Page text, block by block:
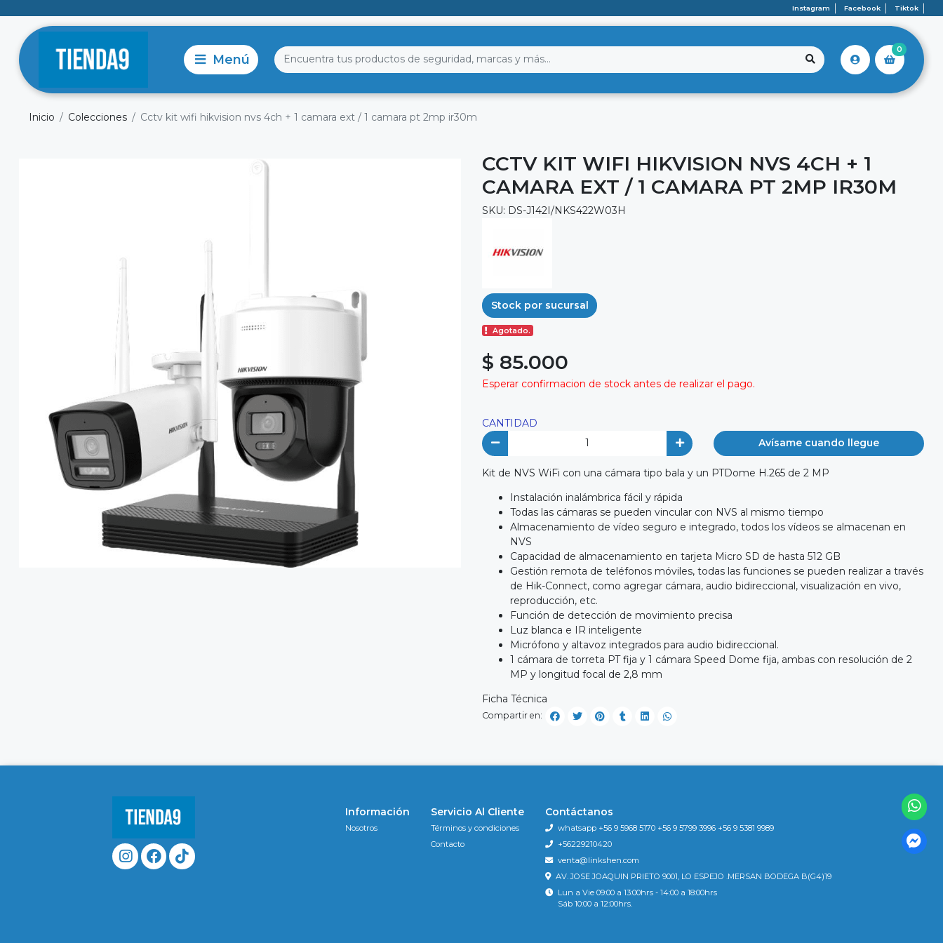
Instagram Facebook Tiktok
0
Inicio Colecciones Cctv kit wifi hikvision nvs 4ch + 1 camara ext / 1 camara pt 2mp ir30m
CCTV KIT WIFI HIKVISION NVS 4CH + 1
CAMARA EXT / 1 CAMARA PT 2MP IR30M
SKU: DS-J142I/NKS422W03H
Stock por sucursal
Agotado.
$ 85.000
Esperar confirmacion de stock antes de realizar el pago.
CANTIDAD
Avísame cuando llegue
Kit de NVS WiFi con una cámara tipo bala y un PTDome H.265 de 2 MP
Instalación inalámbrica fácil y rápida
Todas las cámaras se pueden vincular con NVS al mismo tiempo
Almacenamiento de vídeo seguro e integrado, todos los vídeos se almacenan en
NVS
Capacidad de almacenamiento en tarjeta Micro SD de hasta 512 GB
Gestión remota de teléfonos móviles, todas las funciones se pueden realizar a través
de Hik-Connect, como agregar cámara, audio bidireccional, visualización en vivo,
reproducción, etc.
Función de detección de movimiento precisa
Luz blanca e IR inteligente
Micrófono y altavoz integrados para audio bidireccional.
1 cámara de torreta PT fija y 1 cámara Speed Dome fija, ambas con resolución de 2
MP y longitud focal de 2,8 mm
Ficha Técnica
Compartir en:
Información
Nosotros
Servicio Al Cliente
Términos y condiciones
Contacto
Contáctanos
whatsapp +56 9 5968 5170 +56 9 5799 3996 +56 9 5381 9989
+56229210420
venta@linkshen.com
AV. JOSE JOAQUIN PRIETO 9001, LO ESPEJO .MERSAN BODEGA B(G4)19
Lun a Vie 09:00 a 13:00hrs - 14:00 a 18:00hrs
Sáb 10:00 a 12:00hrs.